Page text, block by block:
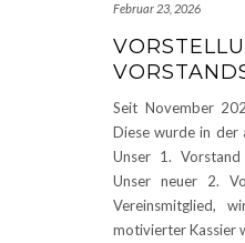
Februar 23, 2026
Seit November
Diese wurde in der
Unser 1.
Unser neuer 2.
Vereinsmitglied,
motivierter Kassier